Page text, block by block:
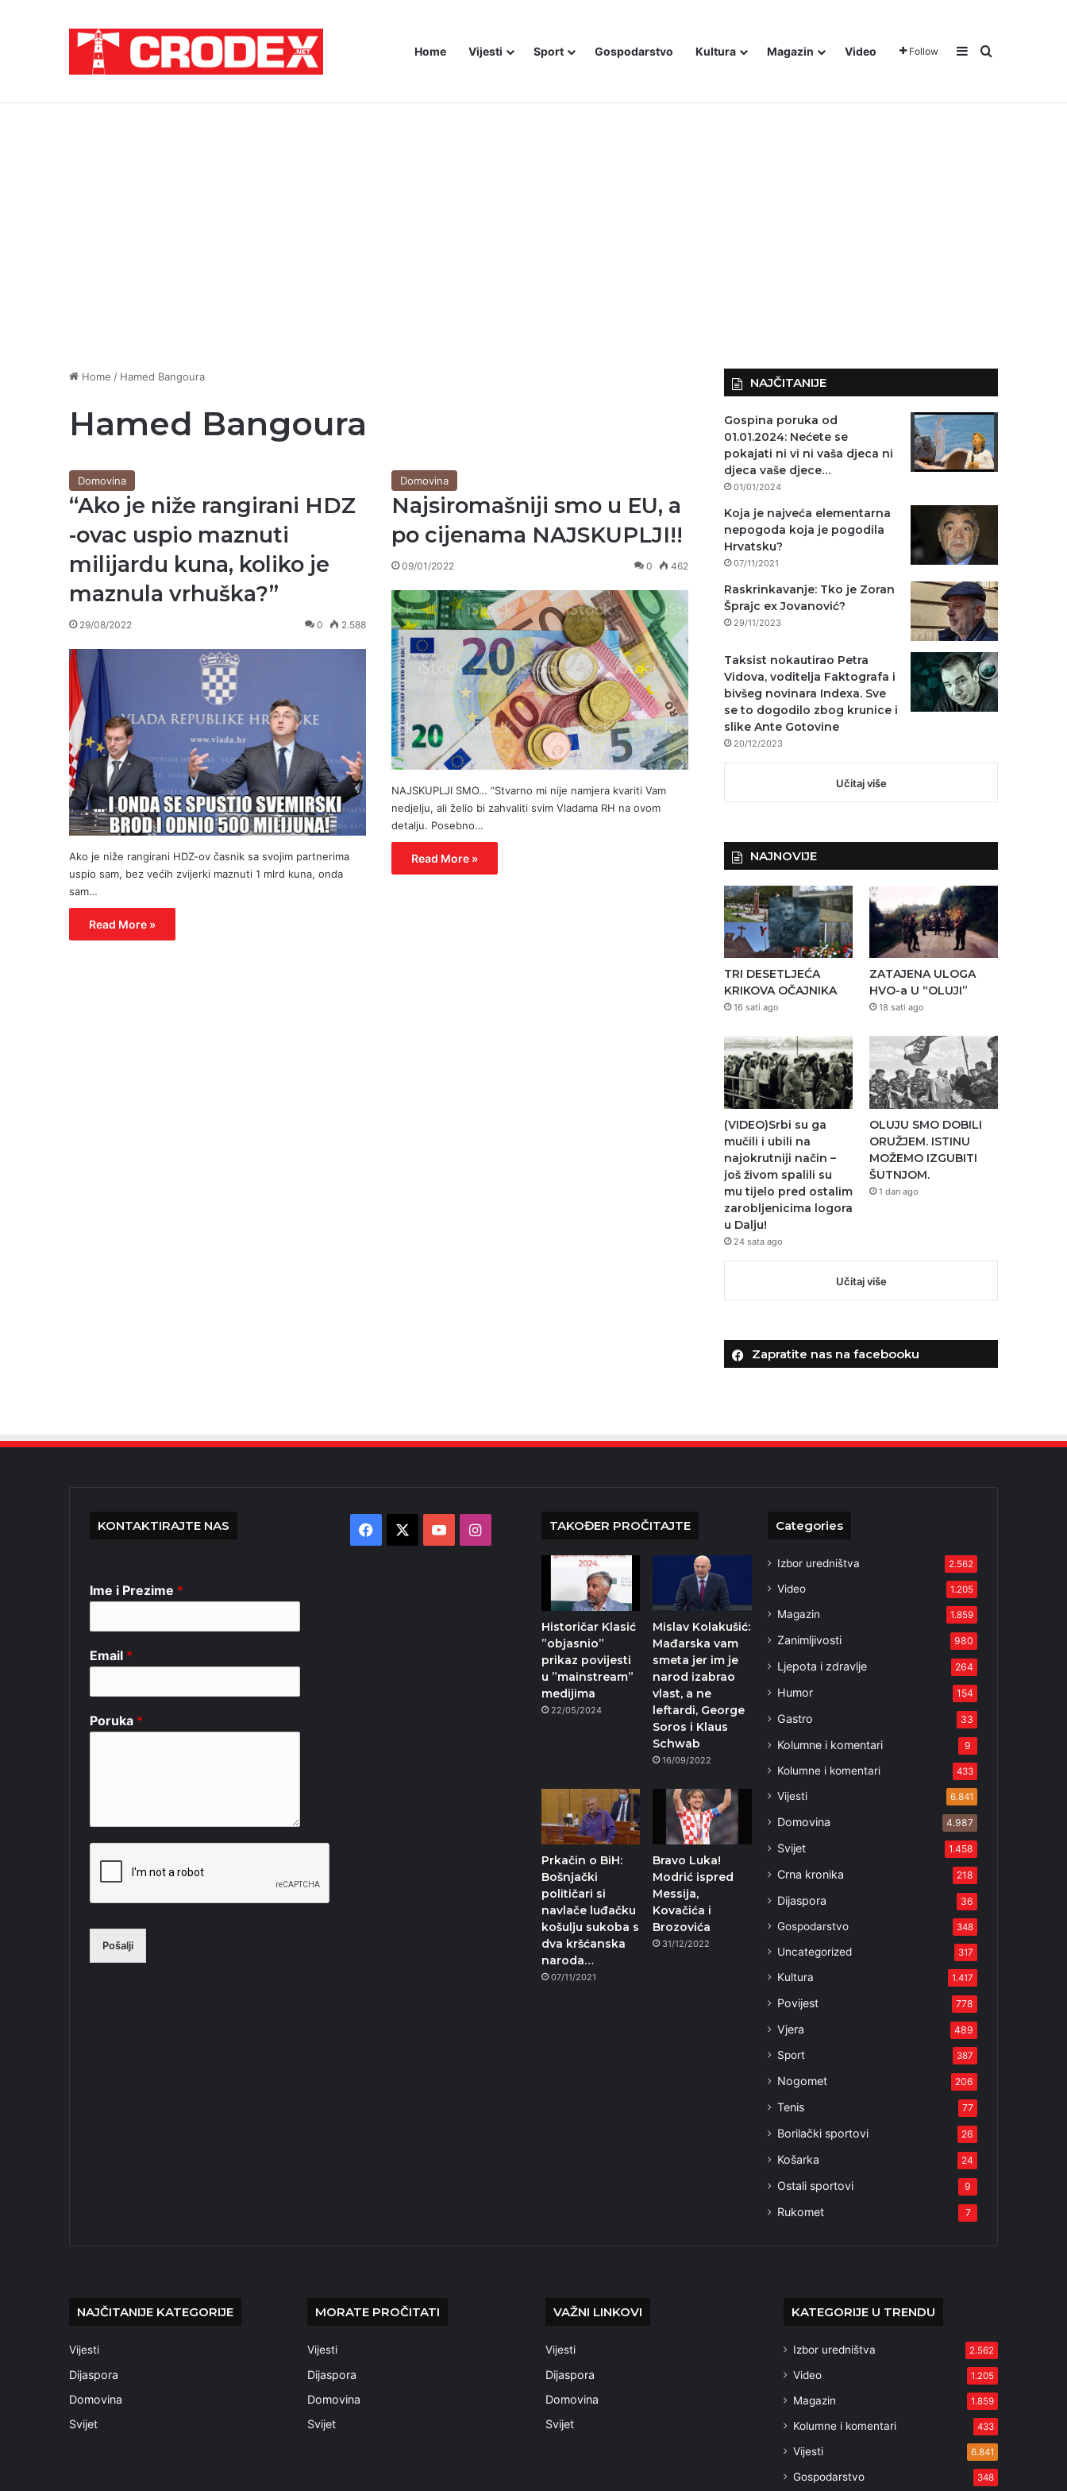
Home Vijesti Sport Gospodarstvo Kultura Magazin Video Follow Sidebar
Traži
Home / Hamed Bangoura
Hamed Bangoura
Domovina
“Ako je niže rangirani HDZ
-ovac uspio maznuti
milijardu kuna, koliko je
maznula vrhuška?”
29/08/2022 0 2.588
Ako je niže rangirani HDZ-ov časnik sa svojim partnerima
uspio sam, bez većih zvijerki maznuti 1 mlrd kuna, onda
sam…
Read More »
Domovina
Najsiromašniji smo u EU, a
po cijenama NAJSKUPLJI!!
09/01/2022 0 462
NAJSKUPLJI SMO… “Stvarno mi nije namjera kvariti Vam
nedjelju, ali želio bi zahvaliti svim Vladama RH na ovom
detalju. Posebno…
Read More »
NAJČITANIJE
Gospina poruka od
01.01.2024: Nećete se
pokajati ni vi ni vaša djeca ni
djeca vaše djece…
01/01/2024
Koja je najveća elementarna
nepogoda koja je pogodila
Hrvatsku?
07/11/2021
Raskrinkavanje: Tko je Zoran
Šprajc ex Jovanović?
29/11/2023
Taksist nokautirao Petra
Vidova, voditelja Faktografa i
bivšeg novinara Indexa. Sve
se to dogodilo zbog krunice i
slike Ante Gotovine
20/12/2023
Učitaj više
NAJNOVIJE
TRI DESETLJEĆA
KRIKOVA OČAJNIKA
16 sati ago
ZATAJENA ULOGA
HVO-a U “OLUJI”
18 sati ago
(VIDEO)Srbi su ga
mučili i ubili na
najokrutniji način –
još živom spalili su
mu tijelo pred ostalim
zarobljenicima logora
u Dalju!
24 sata ago
OLUJU SMO DOBILI
ORUŽJEM. ISTINU
MOŽEMO IZGUBITI
ŠUTNJOM.
1 dan ago
Učitaj više
Zapratite nas na facebooku
KONTAKTIRAJTE NAS
Ime i Prezime *
Email *
Poruka *
Pošalji
Facebook YouTubeInstagram TAKOĐER PROČITAJTE
Historičar Klasić
”objasnio”
prikaz povijesti
u ”mainstream”
medijima
22/05/2024
Mislav Kolakušić:
Mađarska vam
smeta jer im je
narod izabrao
vlast, a ne
leftardi, George
Soros i Klaus
Schwab
16/09/2022
Prkačin o BiH:
Bošnjački
političari si
navlače luđačku
košulju sukoba s
dva kršćanska
naroda…
07/11/2021
Bravo Luka!
Modrić ispred
Messija,
Kovačića i
Brozovića
31/12/2022
Categories
Izbor uredništva 2.562
Video 1.205
Magazin 1.859
Zanimljivosti 980
Ljepota i zdravlje 264
Humor 154
Gastro 33
Kolumne i komentari 9
Kolumne i komentari 433
Vijesti 6.841
Domovina 4.987
Svijet 1.458
Crna kronika 218
Dijaspora 36
Gospodarstvo 348
Uncategorized 317
Kultura 1.417
Povijest 778
Vjera 489
Sport 387
Nogomet 206
Tenis 77
Borilački sportovi 26
Košarka 24
Ostali sportovi 9
Rukomet 7
NAJČITANIJE KATEGORIJE
Vijesti
Dijaspora
Domovina
Svijet
MORATE PROČITATI
Vijesti
Dijaspora
Domovina
Svijet
VAŽNI LINKOVI
Vijesti
Dijaspora
Domovina
Svijet
KATEGORIJE U TRENDU
Izbor uredništva 2.562
Video 1.205
Magazin 1.859
Kolumne i komentari 433
Vijesti 6.841
Gospodarstvo 348